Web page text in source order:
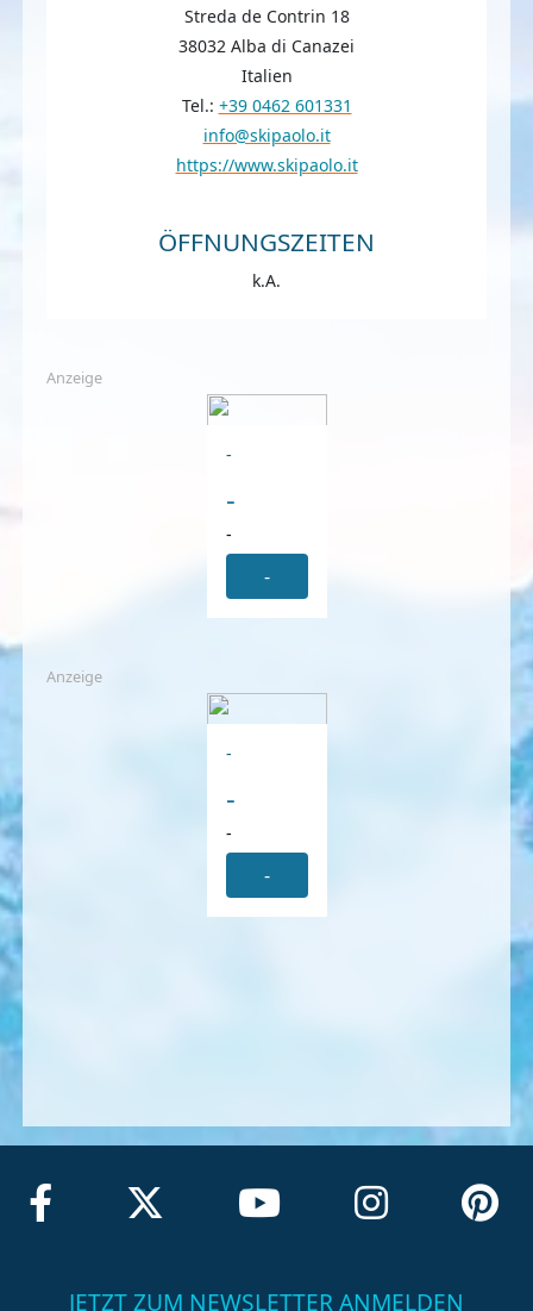
Streda de Contrin 18
38032 Alba di Canazei
Italien
Tel.: +39 0462 601331
info@skipaolo.it
https://www.skipaolo.it
ÖFFNUNGSZEITEN
k.A.
Anzeige
-
-
-
-
Anzeige
-
-
-
-
JETZT ZUM NEWSLETTER ANMELDEN